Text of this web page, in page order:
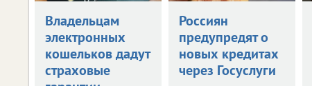
Владельцам
электронных
кошельков дадут
страховые
Россиян
предупредят о
новых кредитах
через Госуслуги